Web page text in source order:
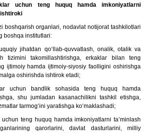
uchun teng huquq hamda imkoniyatlarni
boshqarish organlari, nodavlat notijorat tashkilotlari
boshqa institutlari:
jihatdan qo‘llab-quvvatlash, onalik, otalik va
tizimini takomillashtirishga, erkaklar bilan teng
ijtimoiy hamda ijtimoiy-siyosiy faolligini oshirishga
oshirishda ishtirok etadi;
uchun bandlik sohasida teng huquq hamda
shu jumladan kasanachilikni tashkil etishga,
tarmog‘ini yaratishga ko‘maklashadi;
teng huquq hamda imkoniyatlarni ta’minlash
qarorlarini, davlat dasturlarini, milliy